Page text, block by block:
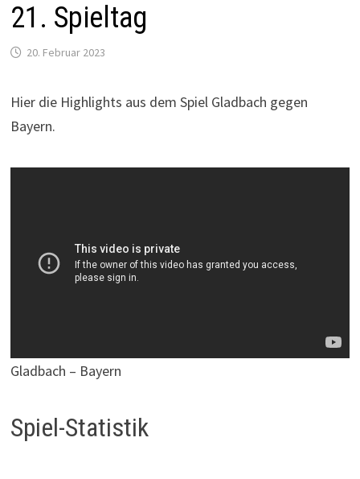
21. Spieltag
20. Februar 2023
Hier die Highlights aus dem Spiel Gladbach gegen
Bayern.
Gladbach – Bayern
Spiel-Statistik